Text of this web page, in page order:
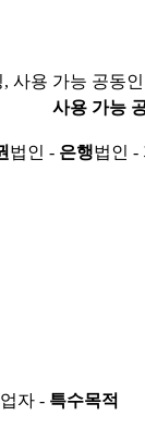
사용 가능 공동
사용 가능
법인 - 은행법인 -
자 - 특수목적